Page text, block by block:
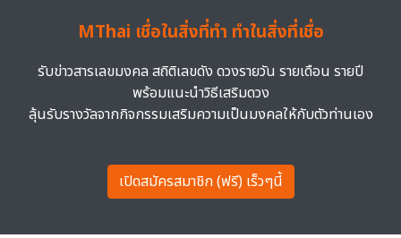
MThai เชื่อในสิ่งที่ทำ ทำในสิ่งที่เชื่อ
รับข่าวสารเลขมงคล สถิติเลขดัง ดวงรายวัน รายเดือน รายปี
พร้อมแนะนำวิธีเสริมดวง
ลุ้นรับรางวัลจากกิจกรรมเสริมความเป็นมงคลให้กับตัวท่านเอง
เปิดสมัครสมาชิก (ฟรี) เร็วๆนี้